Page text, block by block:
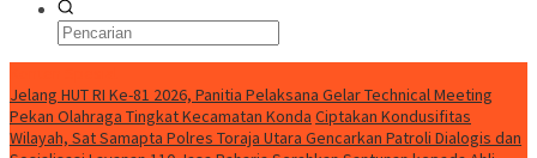
Jelang HUT RI Ke-81 2026, Panitia Pelaksana Gelar Technical Meeting
Pekan Olahraga Tingkat Kecamatan Konda Ciptakan Kondusifitas
Wilayah, Sat Samapta Polres Toraja Utara Gencarkan Patroli Dialogis dan